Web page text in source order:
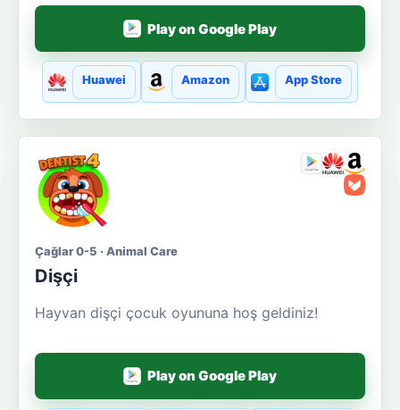
Play on Google Play
Huawei Amazon App Store
Çağlar 0-5 · Animal Care
Dişçi
Hayvan dişçi çocuk oyununa hoş geldiniz!
Play on Google Play